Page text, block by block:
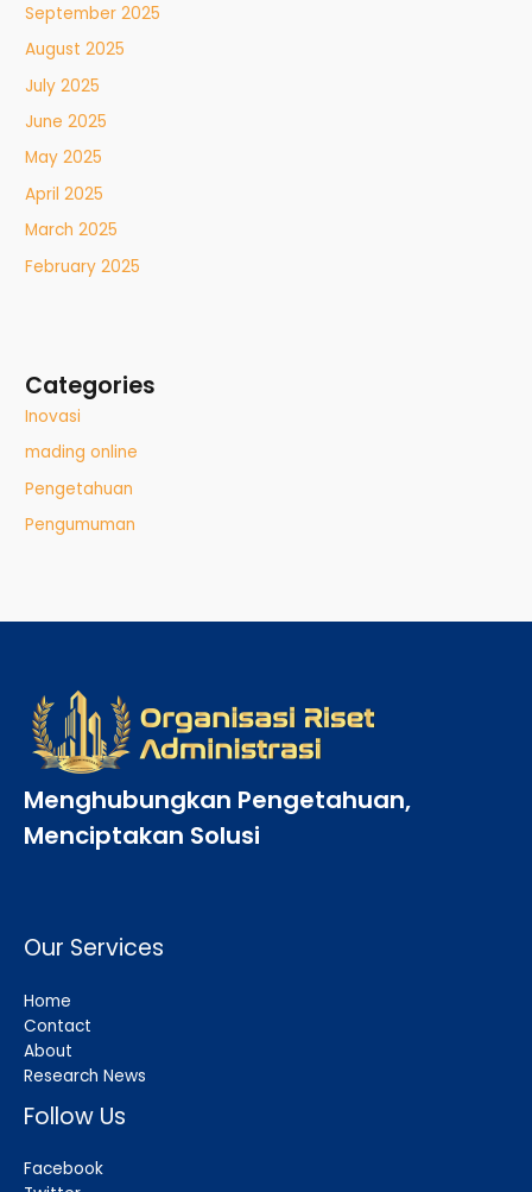
September 2025
August 2025
July 2025
June 2025
May 2025
April 2025
March 2025
February 2025
Categories
Inovasi
mading online
Pengetahuan
Pengumuman
Menghubungkan Pengetahuan,
Menciptakan Solusi
Our Services
Home
Contact
About
Research News
Follow Us
Facebook